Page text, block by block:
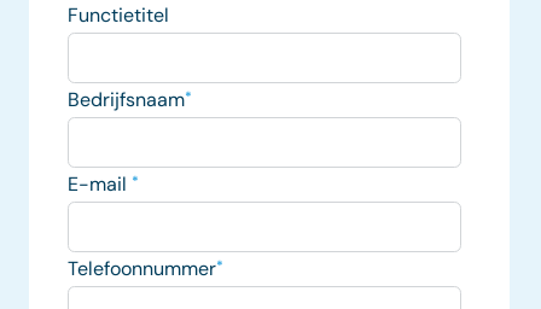
Functietitel
Bedrijfsnaam*
E-mail *
Telefoonnummer*